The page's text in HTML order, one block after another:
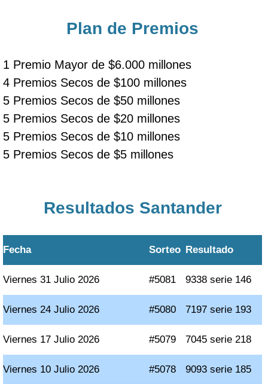
Plan de Premios
1 Premio Mayor de $6.000 millones
4 Premios Secos de $100 millones
5 Premios Secos de $50 millones
5 Premios Secos de $20 millones
5 Premios Secos de $10 millones
5 Premios Secos de $5 millones
Resultados Santander
Fecha Sorteo Resultado
Viernes 31 Julio 2026 #5081 9338 serie 146
Viernes 24 Julio 2026 #5080 7197 serie 193
Viernes 17 Julio 2026 #5079 7045 serie 218
Viernes 10 Julio 2026 #5078 9093 serie 185